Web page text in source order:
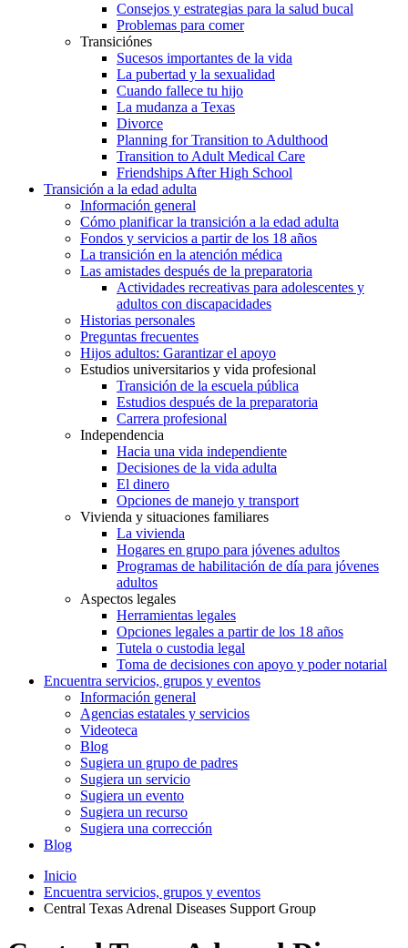
Consejos y estrategias para la salud bucal
Problemas para comer
Transiciónes
Sucesos importantes de la vida
La pubertad y la sexualidad
Cuando fallece tu hijo
La mudanza a Texas
Divorce
Planning for Transition to Adulthood
Transition to Adult Medical Care
Friendships After High School
Transición a la edad adulta
Información general
Cómo planificar la transición a la edad adulta
Fondos y servicios a partir de los 18 años
La transición en la atención médica
Las amistades después de la preparatoria
Actividades recreativas para adolescentes y
adultos con discapacidades
Historias personales
Preguntas frecuentes
Hijos adultos: Garantizar el apoyo
Estudios universitarios y vida profesional
Transición de la escuela pública
Estudios después de la preparatoria
Carrera profesional
Independencia
Hacia una vida independiente
Decisiones de la vida adulta
El dinero
Opciones de manejo y transport
Vivienda y situaciones familiares
La vivienda
Hogares en grupo para jóvenes adultos
Programas de habilitación de día para jóvenes
adultos
Aspectos legales
Herramientas legales
Opciones legales a partir de los 18 años
Tutela o custodia legal
Toma de decisiones con apoyo y poder notarial
Encuentra servicios, grupos y eventos
Información general
Agencias estatales y servicios
Videoteca
Blog
Sugiera un grupo de padres
Sugiera un servicio
Sugiera un evento
Sugiera un recurso
Sugiera una corrección
Blog
Inicio
Encuentra servicios, grupos y eventos
Central Texas Adrenal Diseases Support Group